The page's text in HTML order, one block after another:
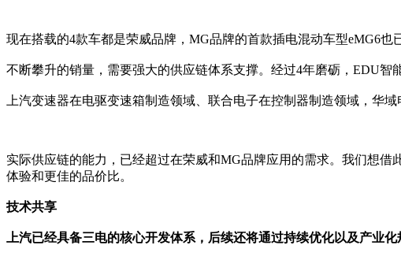
现在搭载的4款车都是荣威品牌，MG品牌的首款插电混动车型eMG6
不断攀升的销量，需要强大的供应链体系支撑。经过4年磨砺，EDU
上汽变速器在电驱变速箱制造领域、联合电子在控制器制造领域，华
实际供应链的能力，已经超过在荣威和MG品牌应用的需求。我们想
体验和更佳的品价比。
技术共享
上汽已经具备三电的核心开发体系，后续还将通过持续优化以及产业